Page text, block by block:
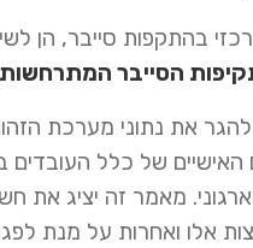
בהתקפות סייבר, הן
את נתוני מערכת
של כלל העובדים
מאמר זה יציג את
אלו ואחרות על מנת